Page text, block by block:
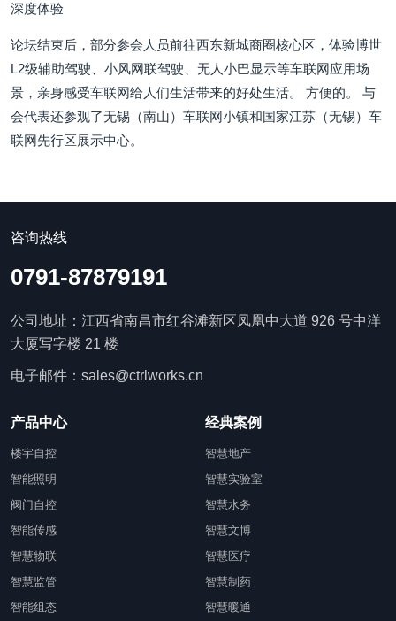
深度体验
论坛结束后，部分参会人员前往西东新城商圈核心区，体验博世
L2级辅助驾驶、小风网联驾驶、无人小巴显示等车联网应用场
景，亲身感受车联网给人们生活带来的好处生活。 方便的。 与
会代表还参观了无锡（南山）车联网小镇和国家江苏（无锡）车
联网先行区展示中心。
咨询热线
0791-87879191
公司地址：江西省南昌市红谷滩新区凤凰中大道 926 号中洋
大厦写字楼 21 楼
电子邮件：sales@ctrlworks.cn
产品中心
楼宇自控
智能照明
阀门自控
智能传感
智慧物联
智慧监管
智能组态
经典案例
智慧地产
智慧实验室
智慧水务
智慧文博
智慧医疗
智慧制药
智慧暖通